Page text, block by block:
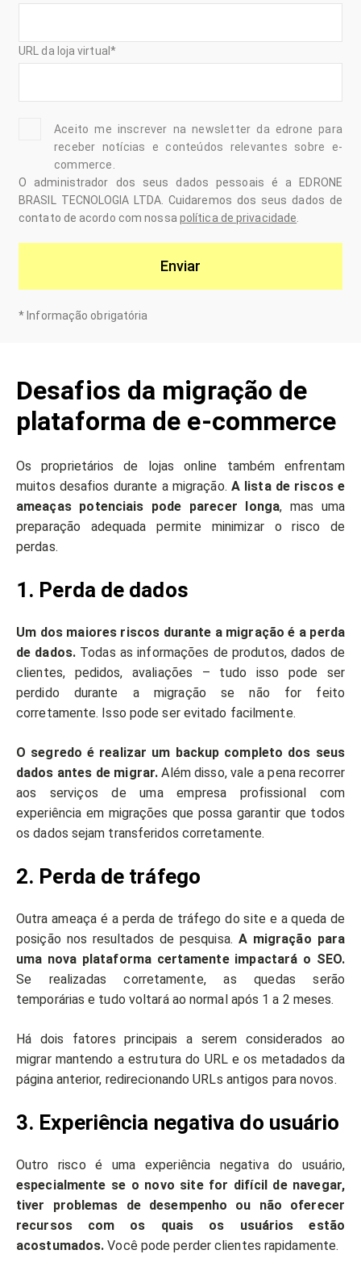
URL da loja virtual *
Aceito me inscrever na newsletter da edrone para
receber notícias e conteúdos relevantes sobre e-
commerce.
O administrador dos seus dados pessoais é a EDRONE
BRASIL TECNOLOGIA LTDA. Cuidaremos dos seus dados de
contato de acordo com nossa política de privacidade
Enviar
* Informação obrigatória
Desafios da migração de
plataforma de e-commerce
Os proprietários de lojas online também enfrentam
muitos desafios durante a migração. A lista de riscos e
ameaças potenciais pode parecer longa, mas uma
preparação adequada permite minimizar o risco de
perdas.
1. Perda de dados
Um dos maiores riscos durante a migração é a perda
de dados. Todas as informações de produtos, dados de
clientes, pedidos, avaliações – tudo isso pode ser
perdido durante a migração se não for feito
corretamente. Isso pode ser evitado facilmente.
O segredo é realizar um backup completo dos seus
dados antes de migrar. Além disso, vale a pena recorrer
aos serviços de uma empresa profissional com
experiência em migrações que possa garantir que todos
os dados sejam transferidos corretamente.
2. Perda de tráfego
Outra ameaça é a perda de tráfego do site e a queda de
posição nos resultados de pesquisa. A migração para
uma nova plataforma certamente impactará o SEO.
Se realizadas corretamente, as quedas serão
temporárias e tudo voltará ao normal após 1 a 2 meses.
Há dois fatores principais a serem considerados ao
migrar mantendo a estrutura do URL e os metadados da
página anterior, redirecionando URLs antigos para novos.
3. Experiência negativa do usuário
Outro risco é uma experiência negativa do usuário,
especialmente se o novo site for difícil de navegar,
tiver problemas de desempenho ou não oferecer
recursos com os quais os usuários estão
acostumados. Você pode perder clientes rapidamente.